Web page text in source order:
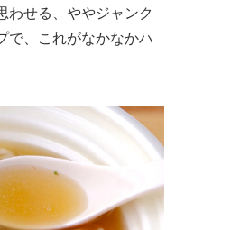
わせる、ややジャンク
で、これがなかなかハ